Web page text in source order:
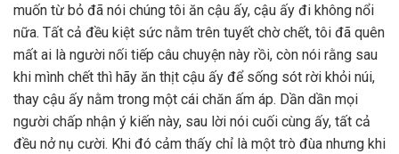
muốn từ bỏ đã nói chúng tôi ăn cậu ấy, cậu ấy đi không nổi
nữa. Tất cả đều kiệt sức nằm trên tuyết chờ chết, tôi đã quên
mất ai là người nối tiếp câu chuyện này rồi, còn nói rằng sau
khi mình chết thì hãy ăn thịt cậu ấy để sống sót rời khỏi núi,
thay cậu ấy nằm trong một cái chăn ấm áp. Dần dần mọi
người chấp nhận ý kiến này, sau lời nói cuối cùng ấy, tất cả
đều nở nụ cười. Khi đó cảm thấy chỉ là một trò đùa nhưng khi